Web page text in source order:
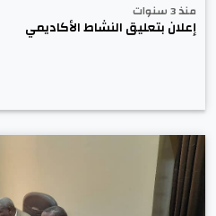
منذ 3 سنوات
إعلان بتعليق النشاط الأكاديمي